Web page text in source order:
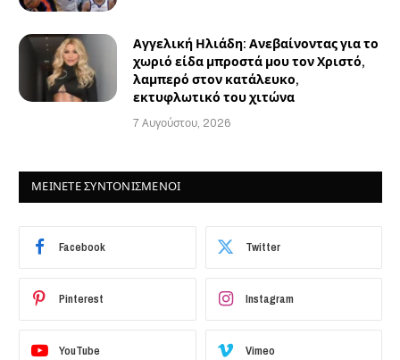
Αγγελική Ηλιάδη: Ανεβαίνοντας για το
χωριό είδα μπροστά μου τον Χριστό,
λαμπερό στον κατάλευκο,
εκτυφλωτικό του χιτώνα
7 Αυγούστου, 2026
ΜΕΙΝΕΤΕ ΣΥΝΤΟΝΙΣΜΕΝΟΙ
Facebook Twitter
Pinterest Instagram
YouTube Vimeo